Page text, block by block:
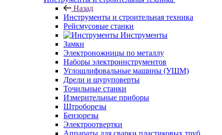
Назад
Инструменты и строительная техника
Рейсмусовые станки
Инструменты
Замки
Электроножницы по металлу
Наборы электроинструментов
Углошлифовальные машины (УШМ)
Дрели и шуруповерты
Точильные станки
Измерительные приборы
Штроборезы
Бензорезы
Электроотвертки
Аппараты для сварки пластиковых труб